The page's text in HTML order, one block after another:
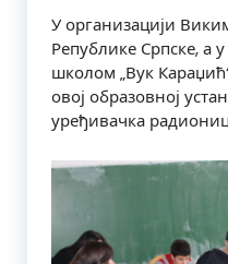
У организацији
Републике Српске, а
школом „Вук
овој образовној
уређивачка